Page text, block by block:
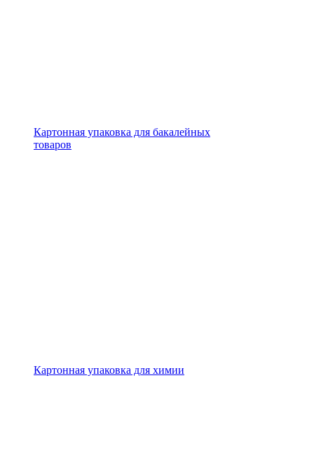
Картонная упаковка для бакалейных
товаров
Картонная упаковка для химии